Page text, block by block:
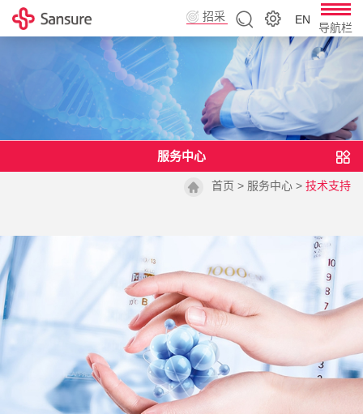
EN
招采
导航栏
服务中心
首页 > 服务中心 > 技术支持